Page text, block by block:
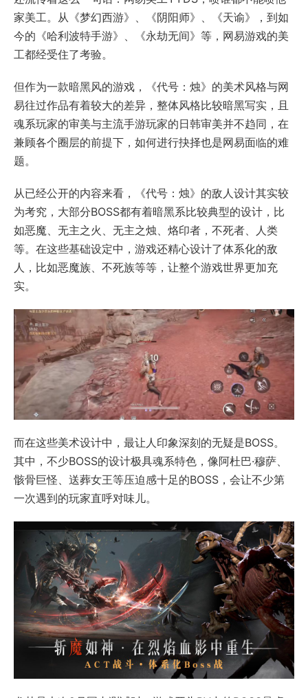
家美工。从《梦幻西游》、《阴阳师》、《天谕》，到如
今的《哈利波特手游》、《永劫无间》等，网易游戏的美
工都经受住了考验。
但作为一款暗黑风的游戏，《代号：烛》的美术风格与网
易往过作品有着较大的差异，整体风格比较暗黑写实，且
魂系玩家的审美与主流手游玩家的日韩审美并不趋同，在
兼顾各个圈层的前提下，如何进行抉择也是网易面临的难
题。
从已经公开的内容来看，《代号：烛》的敌人设计其实较
为考究，大部分BOSS都有着暗黑系比较典型的设计，比
如恶魔、无主之火、无主之烛、烙印者，不死者、人类
等。在这些基础设定中，游戏还精心设计了体系化的敌
人，比如恶魔族、不死族等等，让整个游戏世界更加充
实。
而在这些美术设计中，最让人印象深刻的无疑是BOSS。
其中，不少BOSS的设计极具魂系特色，像阿杜巴·穆萨、
骸骨巨怪、送葬女王等压迫感十足的BOSS，会让不少第
一次遇到的玩家直呼对味儿。